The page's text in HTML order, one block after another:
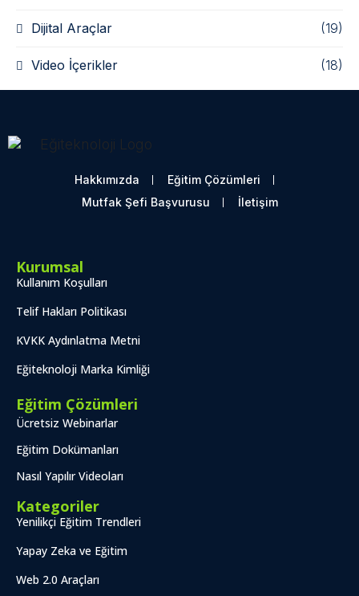
Dijital Araçlar (19)
Video İçerikler (18)
Kurumsal
Kullanım Koşulları
Telif Hakları Politikası
KVKK Aydınlatma Metni
Eğiteknoloji Marka Kimliği
Eğitim Çözümleri
Ücretsiz Webinarlar
Eğitim Dokümanları
Nasıl Yapılır Videoları
Kategoriler
Yenilikçi Eğitim Trendleri
Yapay Zeka ve Eğitim
Web 2.0 Araçları
Hakkımızda
Eğitim Çözümleri
Mutfak Şefi Başvurusu
İletişim